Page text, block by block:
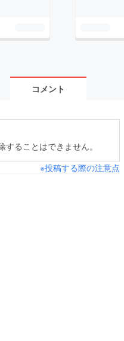
コメント
ることはできません。
※投稿する際の注意点